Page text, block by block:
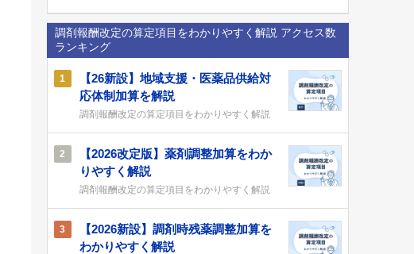
調剤報酬改定の算定項目をわかりやすく解説 アクセス数
ランキング
1
【26新設】地域支援・医薬品供給対
応体制加算を解説
調剤報酬改定の算定項目をわかりやすく解説
2
【2026改定版】薬剤調整加算をわか
りやすく解説
調剤報酬改定の算定項目をわかりやすく解説
3
【2026新設】調剤時残薬調整加算を
わかりやすく解説